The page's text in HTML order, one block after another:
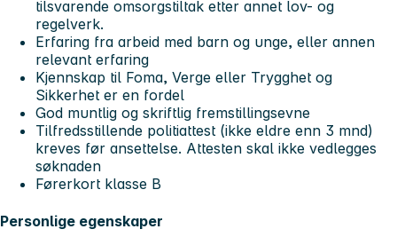
tilsvarende omsorgstiltak etter annet lov- og
regelverk.
Erfaring fra arbeid med barn og unge, eller annen
relevant erfaring
Kjennskap til Foma, Verge eller Trygghet og
Sikkerhet er en fordel
God muntlig og skriftlig fremstillingsevne
Tilfredsstillende politiattest (ikke eldre enn 3 mnd)
kreves før ansettelse. Attesten skal ikke vedlegges
søknaden
Førerkort klasse B
Personlige egenskaper